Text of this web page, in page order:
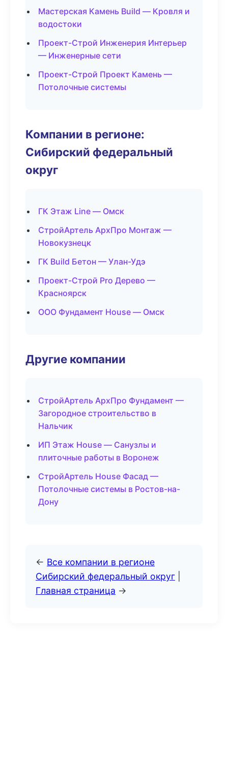
Мастерская Камень Build — Кровля и
водостоки
Проект-Строй Инженерия Интерьер
— Инженерные сети
Проект-Строй Проект Камень —
Потолочные системы
Компании в регионе:
Сибирский федеральный
округ
ГК Этаж Line — Омск
СтройАртель АрхПро Монтаж —
Новокузнецк
ГК Build Бетон — Улан-Удэ
Проект-Строй Pro Дерево —
Красноярск
ООО Фундамент House — Омск
Другие компании
СтройАртель АрхПро Фундамент —
Загородное строительство в
Нальчик
ИП Этаж House — Санузлы и
плиточные работы в Воронеж
СтройАртель House Фасад —
Потолочные системы в Ростов-на-
Дону
← Все компании в регионе
Сибирский федеральный округ
Главная страница →